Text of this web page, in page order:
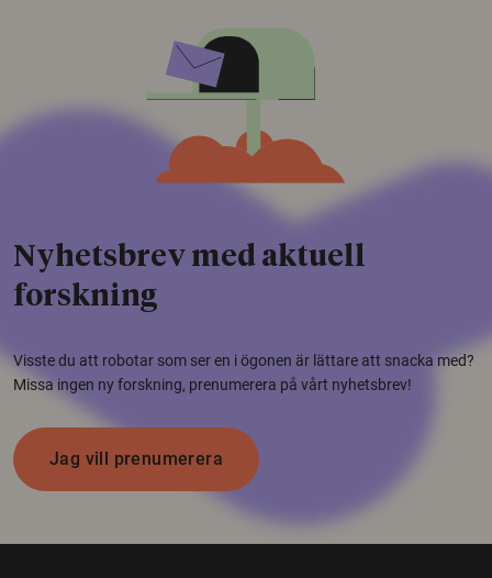
Nyhetsbrev med aktuell
forskning
Visste du att robotar som ser en i ögonen är lättare att snacka med?
Missa ingen ny forskning, prenumerera på vårt nyhetsbrev!
Jag vill prenumerera